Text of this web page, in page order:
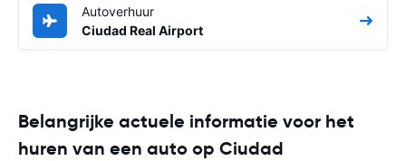
Autoverhuur
Ciudad Real Airport
Belangrijke actuele informatie voor het
huren van een auto op Ciudad